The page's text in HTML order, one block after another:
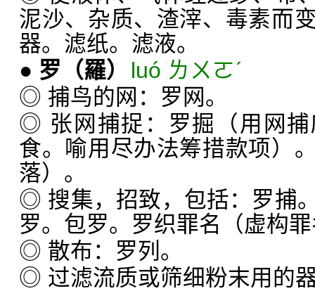
泥沙、杂质、渣滓、毒素而
器。滤纸。滤液。
● 罗 （羅）
luó ㄌㄨㄛˊ
◎ 捕鸟的网：罗网。
◎ 张网捕捉：罗掘（用网
食。喻用尽办法筹措款项）
落）。
◎ 搜集，招致，包括：罗捕
罗。包罗。罗织罪名（虚构
◎ 散布：罗列。
◎ 过滤流质或筛细粉末用的